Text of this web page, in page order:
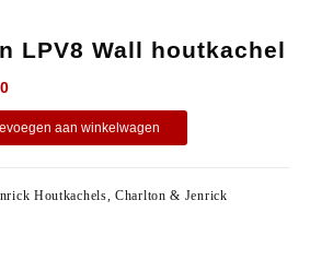
LPV8 Wall houtkachel
aan winkelwagen
Houtkachels ,Charlton & Jenrick